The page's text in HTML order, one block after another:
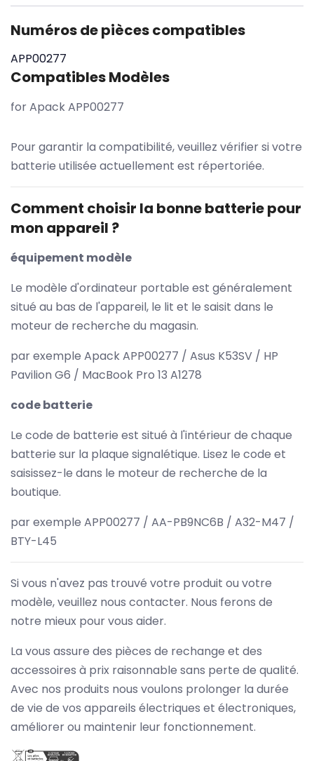
Numéros de pièces compatibles
APP00277
Compatibles Modèles
for Apack APP00277
Pour garantir la compatibilité, veuillez vérifier si votre
batterie utilisée actuellement est répertoriée.
Comment choisir la bonne batterie pour
mon appareil ?
équipement modèle
Le modèle d'ordinateur portable est généralement
situé au bas de l'appareil, le lit et le saisit dans le
moteur de recherche du magasin.
par exemple Apack APP00277 / Asus K53SV / HP
Pavilion G6 / MacBook Pro 13 A1278
code batterie
Le code de batterie est situé à l'intérieur de chaque
batterie sur la plaque signalétique. Lisez le code et
saisissez-le dans le moteur de recherche de la
boutique.
par exemple APP00277 / AA-PB9NC6B / A32-M47 /
BTY-L45
Si vous n'avez pas trouvé votre produit ou votre
modèle, veuillez nous contacter. Nous ferons de
notre mieux pour vous aider.
La vous assure des pièces de rechange et des
accessoires à prix raisonnable sans perte de qualité.
Avec nos produits nous voulons prolonger la durée
de vie de vos appareils électriques et électroniques,
améliorer ou maintenir leur fonctionnement.